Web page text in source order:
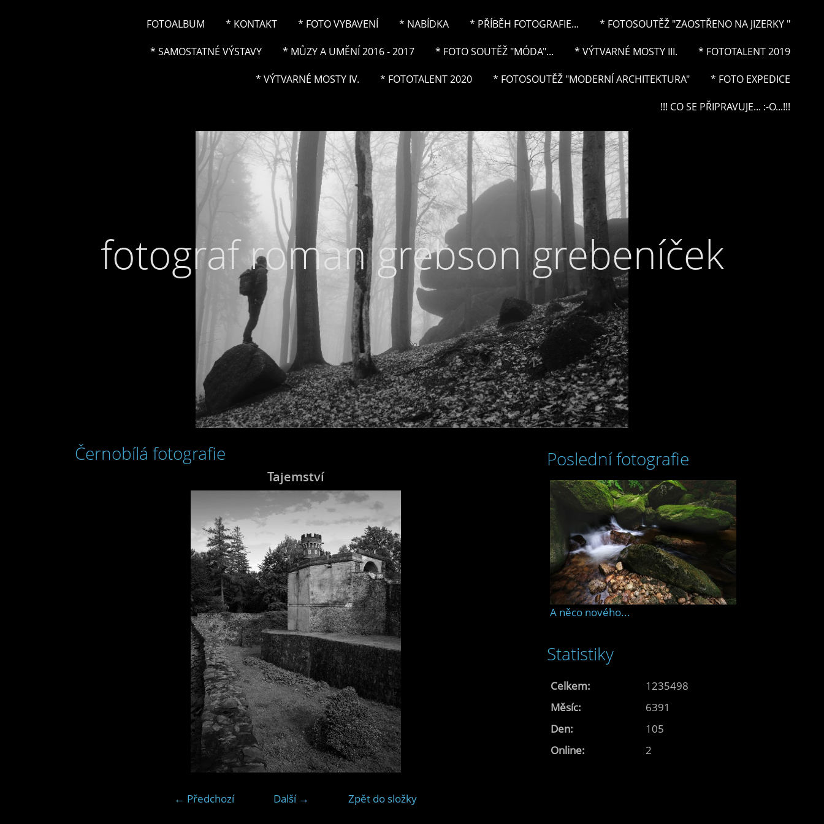
FOTOALBUM * KONTAKT * FOTO VYBAVENÍ * NABÍDKA * PŘÍBĚH FOTOGRAFIE... * FOTOSOUTĚŽ "ZAOSTŘENO NA JIZERKY "
* SAMOSTATNÉ VÝSTAVY * MŮZY A UMĚNÍ 2016 - 2017 * FOTO SOUTĚŽ "MÓDA"... * VÝTVARNÉ MOSTY III. * FOTOTALENT 2019
* VÝTVARNÉ MOSTY IV. * FOTOTALENT 2020 * FOTOSOUTĚŽ "MODERNÍ ARCHITEKTURA" * FOTO EXPEDICE
!!! CO SE PŘIPRAVUJE... :-O...!!!
fotograf roman grebson grebeníček
Černobílá fotografie
Tajemství
← Předchozí Další → Zpět do složky
Poslední fotografie
A něco nového...
Statistiky
Online: 2
Celkem:
1235498
Měsíc:
6391
Den:
105